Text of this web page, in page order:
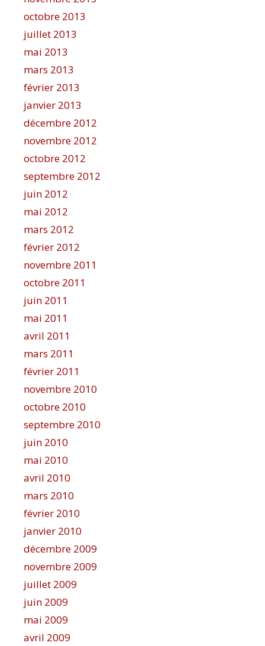
octobre 2013
juillet 2013
mai 2013
mars 2013
février 2013
janvier 2013
décembre 2012
novembre 2012
octobre 2012
septembre 2012
juin 2012
mai 2012
mars 2012
février 2012
novembre 2011
octobre 2011
juin 2011
mai 2011
avril 2011
mars 2011
février 2011
novembre 2010
octobre 2010
septembre 2010
juin 2010
mai 2010
avril 2010
mars 2010
février 2010
janvier 2010
décembre 2009
novembre 2009
juillet 2009
juin 2009
mai 2009
avril 2009